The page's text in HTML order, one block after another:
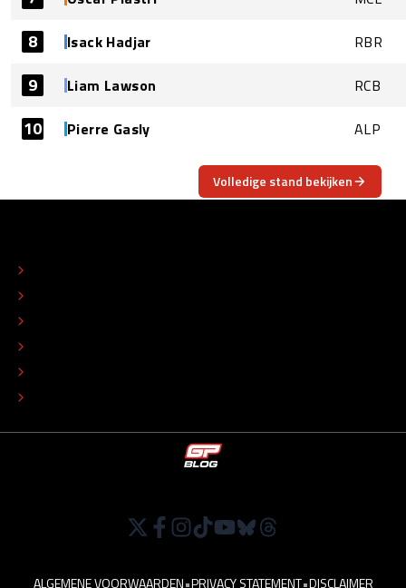
8 Isack Hadjar RBR
9 Liam Lawson RCB
10 Pierre Gasly ALP
Volledige stand bekijken
ALGEMENE VOORWAARDEN•PRIVACY STATEMENT•DISCLAIMER